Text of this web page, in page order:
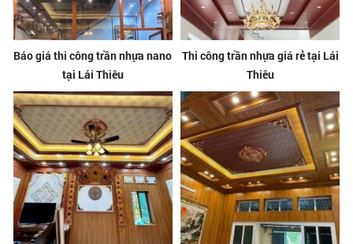
Báo giá thi công trần nhựa nano
tại Lái Thiêu
Thi công trần nhựa giá rẻ tại Lái
Thiêu